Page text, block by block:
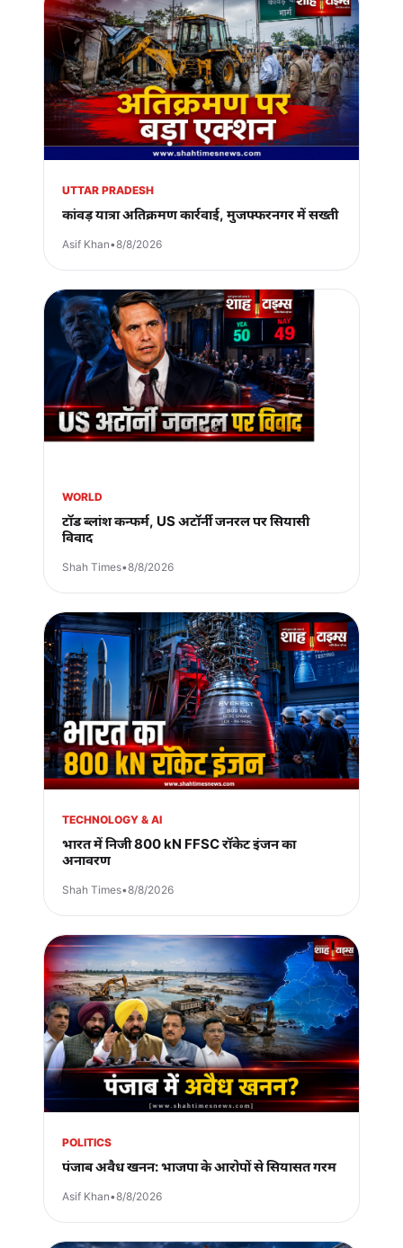
UTTAR PRADESH
कांवड़ यात्रा अतिक्रमण कार्रवाई, मुजफ्फरनगर में सख्ती
Asif Khan•8/8/2026
WORLD
टॉड ब्लांश कन्फर्म, US अटॉर्नी जनरल पर सियासी
विवाद
Shah Times•8/8/2026
TECHNOLOGY & AI
भारत में निजी 800 kN FFSC रॉकेट इंजन का
अनावरण
Shah Times•8/8/2026
POLITICS
पंजाब अवैध खनन: भाजपा के आरोपों से सियासत गरम
Asif Khan•8/8/2026